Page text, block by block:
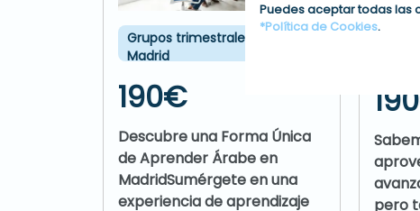
Grupos trimestrales en
Madrid
190€
Descubre una Forma Única
de Aprender Árabe en
MadridSumérgete en una
experiencia de aprendizaje
pero
Puedes aceptar todas las
*Política de Cookies.